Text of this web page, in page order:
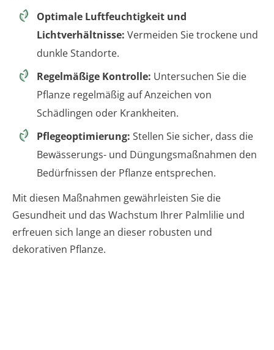
Optimale Luftfeuchtigkeit und
Lichtverhältnisse: Vermeiden Sie trockene und
dunkle Standorte.
Regelmäßige Kontrolle: Untersuchen Sie die
Pflanze regelmäßig auf Anzeichen von
Schädlingen oder Krankheiten.
Pflegeoptimierung: Stellen Sie sicher, dass die
Bewässerungs- und Düngungsmaßnahmen den
Bedürfnissen der Pflanze entsprechen.
Mit diesen Maßnahmen gewährleisten Sie die
Gesundheit und das Wachstum Ihrer Palmlilie und
erfreuen sich lange an dieser robusten und
dekorativen Pflanze.